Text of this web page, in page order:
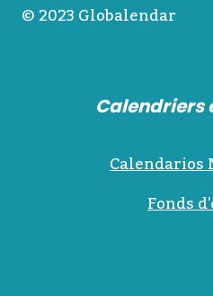
© 2023 Globalendar
Calendriers
Calendarios
Fonds